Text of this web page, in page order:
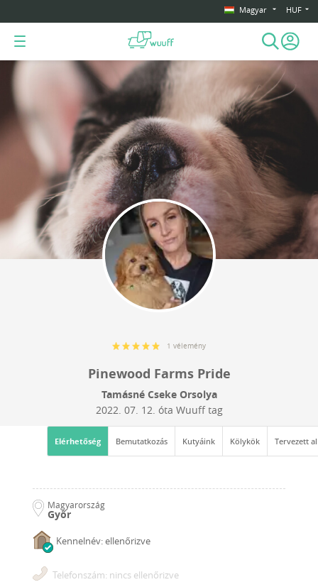
Magyar HUF
1 vélemény
Pinewood Farms Pride
Tamásné Cseke Orsolya
2022. 07. 12. óta Wuuff tag
Elérhetőség Bemutatkozás Kutyáink Kölykök Tervezett
Magyarország
Győr
Kennelnév: ellenőrizve
Telefonszám: nincs ellenőrizve